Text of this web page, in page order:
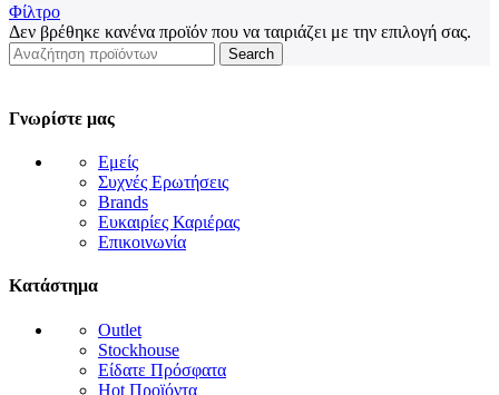
Φίλτρο
Δεν βρέθηκε κανένα προϊόν που να ταιριάζει με την επιλογή σας.
Search
Γνωρίστε μας
Εμείς
Συχνές Ερωτήσεις
Brands
Ευκαιρίες Καριέρας
Επικοινωνία
Κατάστημα
Outlet
Stockhouse
Είδατε Πρόσφατα
Hot Προϊόντα